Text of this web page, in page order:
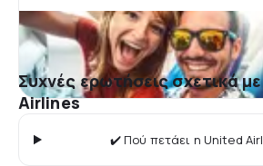
Συχνές ερωτήσεις σχετικά
Airlines
✔️ Πού πετάει η United